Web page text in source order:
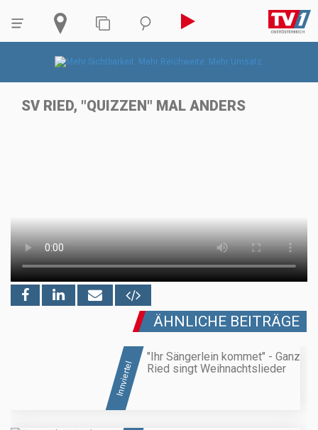
SV RIED, "QUIZZEN" MAL ANDERS
ÄHNLICHE BEITRÄGE
Innviertel
"Ihr Sängerlein kommet" - Ganz
Ried singt Weihnachtslieder